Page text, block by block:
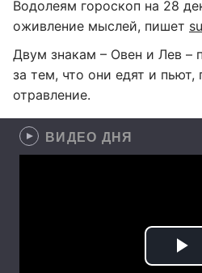
Водолеям гороскоп на 28
оживление мыслей, пишет
Двум знакам – Овен и Лев –
за тем, что они едят и
отравление.
ВИДЕО ДНЯ